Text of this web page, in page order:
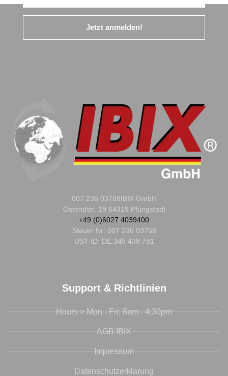
Jetzt anmelden!
007 236 03768IBIX GmbH
Ostendstr. 19 64319 Pfungstadt
+49 (0)6027 4039400
Steuer Nr: 007 236 03768
UST-ID: DE 345 438 781
Support & Richtlinien
Hours > Mon - Fri: 8am - 4:30pm
AGB IBIX
Impressum
Datenschutzerklarung